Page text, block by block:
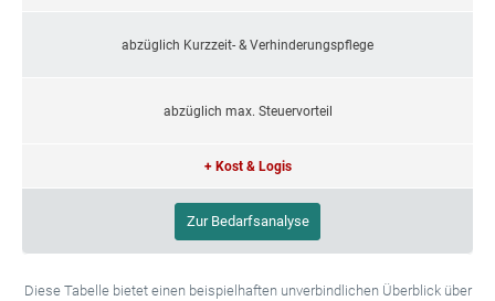
abzüglich Kurzzeit- & Verhinderungspflege
abzüglich max. Steuervorteil
+ Kost & Logis
Zur Bedarfsanalyse
Diese Tabelle bietet einen beispielhaften unverbindlichen Überblick über